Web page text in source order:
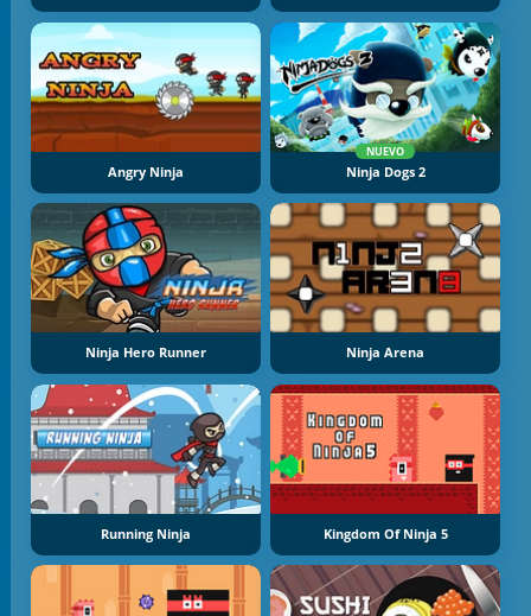
Angry Ninja
NUEVO
Ninja Dogs 2
Ninja Hero Runner Ninja Arena
Running Ninja Kingdom Of Ninja 5